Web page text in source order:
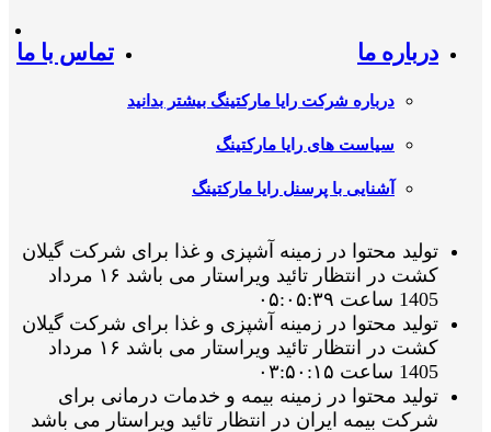
درباره ما
درباره شرکت رایا مارکتینگ بیشتر بدانید
سیاست های رایا مارکتینگ
آشنایی با پرسنل رایا مارکتینگ
تماس با ما
تولید محتوا در زمینه آشپزی و غذا برای شرکت گیلان
کشت در انتظار تائید ویراستار می باشد ۱۶ مرداد
1405 ساعت ۰۵:۰۵:۳۹
تولید محتوا در زمینه آشپزی و غذا برای شرکت گیلان
کشت در انتظار تائید ویراستار می باشد ۱۶ مرداد
1405 ساعت ۰۳:۵۰:۱۵
تولید محتوا در زمینه بیمه و خدمات درمانی برای
شرکت بیمه ایران در انتظار تائید ویراستار می باشد